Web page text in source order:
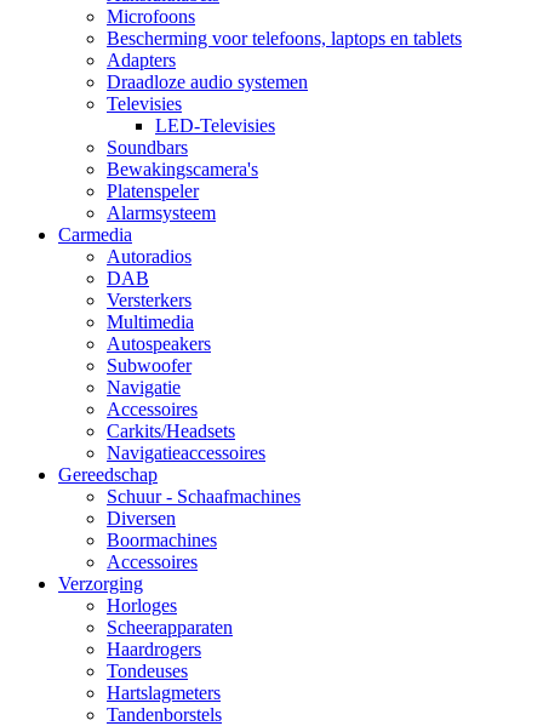
Microfoons
Bescherming voor telefoons, laptops en tablets
Adapters
Draadloze audio systemen
Televisies
LED-Televisies
Soundbars
Bewakingscamera's
Platenspeler
Alarmsysteem
Carmedia
Autoradios
DAB
Versterkers
Multimedia
Autospeakers
Subwoofer
Navigatie
Accessoires
Carkits/Headsets
Navigatieaccessoires
Gereedschap
Schuur - Schaafmachines
Diversen
Boormachines
Accessoires
Verzorging
Horloges
Scheerapparaten
Haardrogers
Tondeuses
Hartslagmeters
Tandenborstels